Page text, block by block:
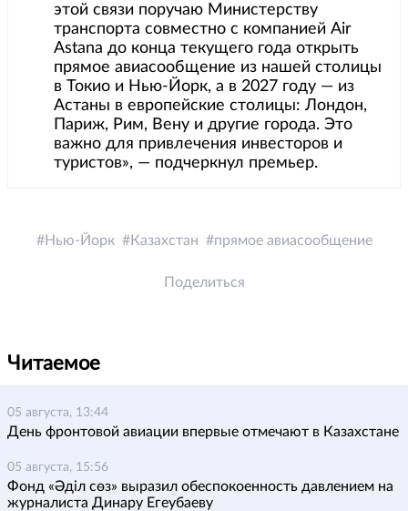
этой связи поручаю Министерству
транспорта совместно с компанией Air
Astana до конца текущего года открыть
прямое авиасообщение из нашей столицы
в Токио и Нью-Йорк, а в 2027 году — из
Астаны в европейские столицы: Лондон,
Париж, Рим, Вену и другие города. Это
важно для привлечения инвесторов и
туристов», — подчеркнул премьер.
Нью-Йорк Казахстан прямое авиасообщение
Поделиться
Читаемое
05 августа, 13:44
День фронтовой авиации впервые отмечают в Казахстане
05 августа, 15:56
Фонд «Әділ сөз» выразил обеспокоенность давлением на
журналиста Динару Егеубаеву